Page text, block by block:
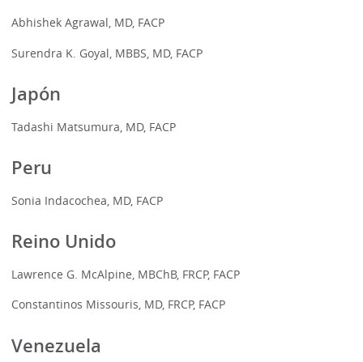
Abhishek Agrawal, MD, FACP
Surendra K. Goyal, MBBS, MD, FACP
Japón
Tadashi Matsumura, MD, FACP
Peru
Sonia Indacochea, MD, FACP
Reino Unido
Lawrence G. McAlpine, MBChB, FRCP, FACP
Constantinos Missouris, MD, FRCP, FACP
Venezuela